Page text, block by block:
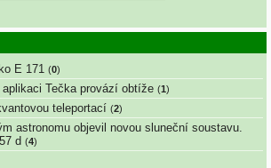
E 171 (0)
Tečka provází obtíže (1)
teleportací (2)
astronomu objevil novou sluneční soustavu.
d (4)